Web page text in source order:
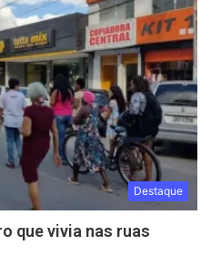
Destaque
que vivia nas ruas